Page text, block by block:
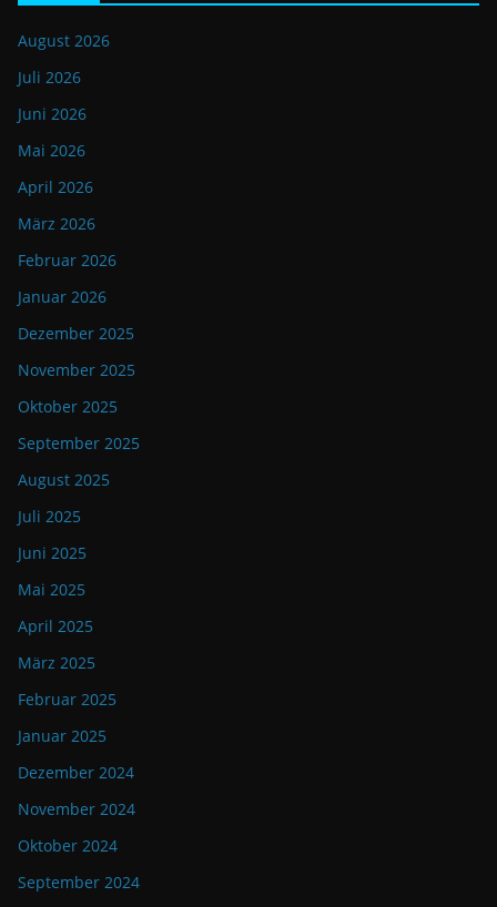
August 2026
Juli 2026
Juni 2026
Mai 2026
April 2026
März 2026
Februar 2026
Januar 2026
Dezember 2025
November 2025
Oktober 2025
September 2025
August 2025
Juli 2025
Juni 2025
Mai 2025
April 2025
März 2025
Februar 2025
Januar 2025
Dezember 2024
November 2024
Oktober 2024
September 2024